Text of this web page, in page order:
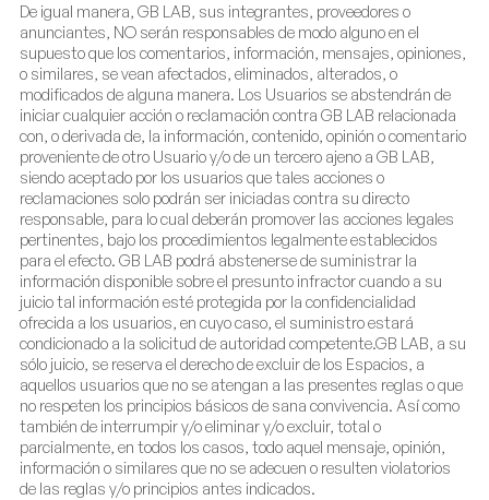
De igual manera, GB LAB, sus integrantes, proveedores o
anunciantes, NO serán responsables de modo alguno en el
supuesto que los comentarios, información, mensajes, opiniones,
o similares, se vean afectados, eliminados, alterados, o
modificados de alguna manera. Los Usuarios se abstendrán de
iniciar cualquier acción o reclamación contra GB LAB relacionada
con, o derivada de, la información, contenido, opinión o comentario
proveniente de otro Usuario y/o de un tercero ajeno a GB LAB,
siendo aceptado por los usuarios que tales acciones o
reclamaciones solo podrán ser iniciadas contra su directo
responsable, para lo cual deberán promover las acciones legales
pertinentes, bajo los procedimientos legalmente establecidos
para el efecto. GB LAB podrá abstenerse de suministrar la
información disponible sobre el presunto infractor cuando a su
juicio tal información esté protegida por la confidencialidad
ofrecida a los usuarios, en cuyo caso, el suministro estará
condicionado a la solicitud de autoridad competente.GB LAB, a su
sólo juicio, se reserva el derecho de excluir de los Espacios, a
aquellos usuarios que no se atengan a las presentes reglas o que
no respeten los principios básicos de sana convivencia. Así como
también de interrumpir y/o eliminar y/o excluir, total o
parcialmente, en todos los casos, todo aquel mensaje, opinión,
información o similares que no se adecuen o resulten violatorios
de las reglas y/o principios antes indicados.